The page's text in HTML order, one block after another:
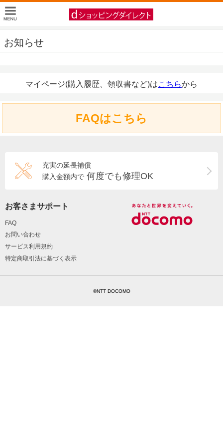
お知らせ
マイページ(購入履歴、領収書など)はこちらから
FAQはこちら
充実の延長補償
購入金額内で 何度でも修理OK
お客さまサポート
FAQ
お問い合わせ
サービス利用規約
特定商取引法に基づく表示
©NTT DOCOMO